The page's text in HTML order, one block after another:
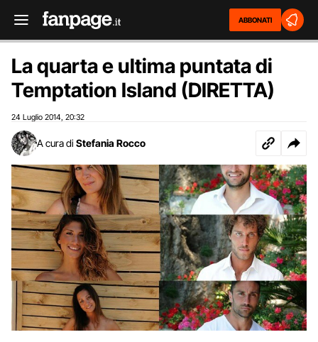
ABBONATI
La quarta e ultima puntata di
Temptation Island (DIRETTA)
24 Luglio 2014 20:32
A cura di Stefania Rocco